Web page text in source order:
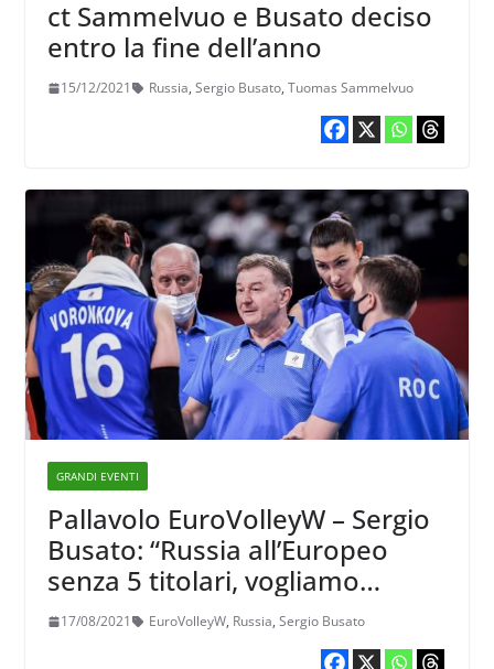
ct Sammelvuo e Busato deciso
entro la fine dell’anno
15/12/2021 Russia, Sergio Busato, Tuomas Sammelvuo
GRANDI EVENTI
Pallavolo EuroVolleyW – Sergio
Busato: “Russia all’Europeo
senza 5 titolari, vogliamo
vedere chi c’è oltre a
17/08/2021 EuroVolleyW, Russia, Sergio Busato